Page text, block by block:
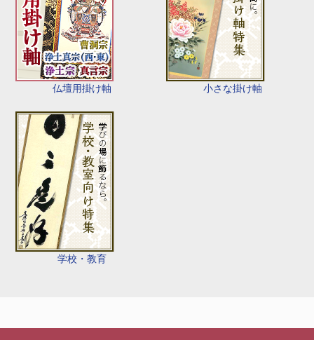
仏壇用掛け軸 小さな掛け軸
学校・教育